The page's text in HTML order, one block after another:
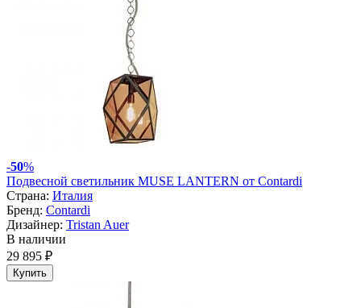
-50%
Подвесной светильник MUSE LANTERN от Contardi
Страна: Италия
Бренд: Contardi
Дизайнер: Tristan Auer
В наличии
29 895 ₽
Купить